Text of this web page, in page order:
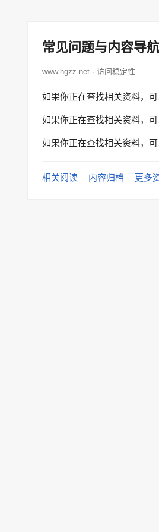
常见问题与内容导航
www.hgzz.net · 访问稳定性
如果你正在查找相关资料，
如果你正在查找相关资料，
如果你正在查找相关资料，
相关阅读 内容归档 更多